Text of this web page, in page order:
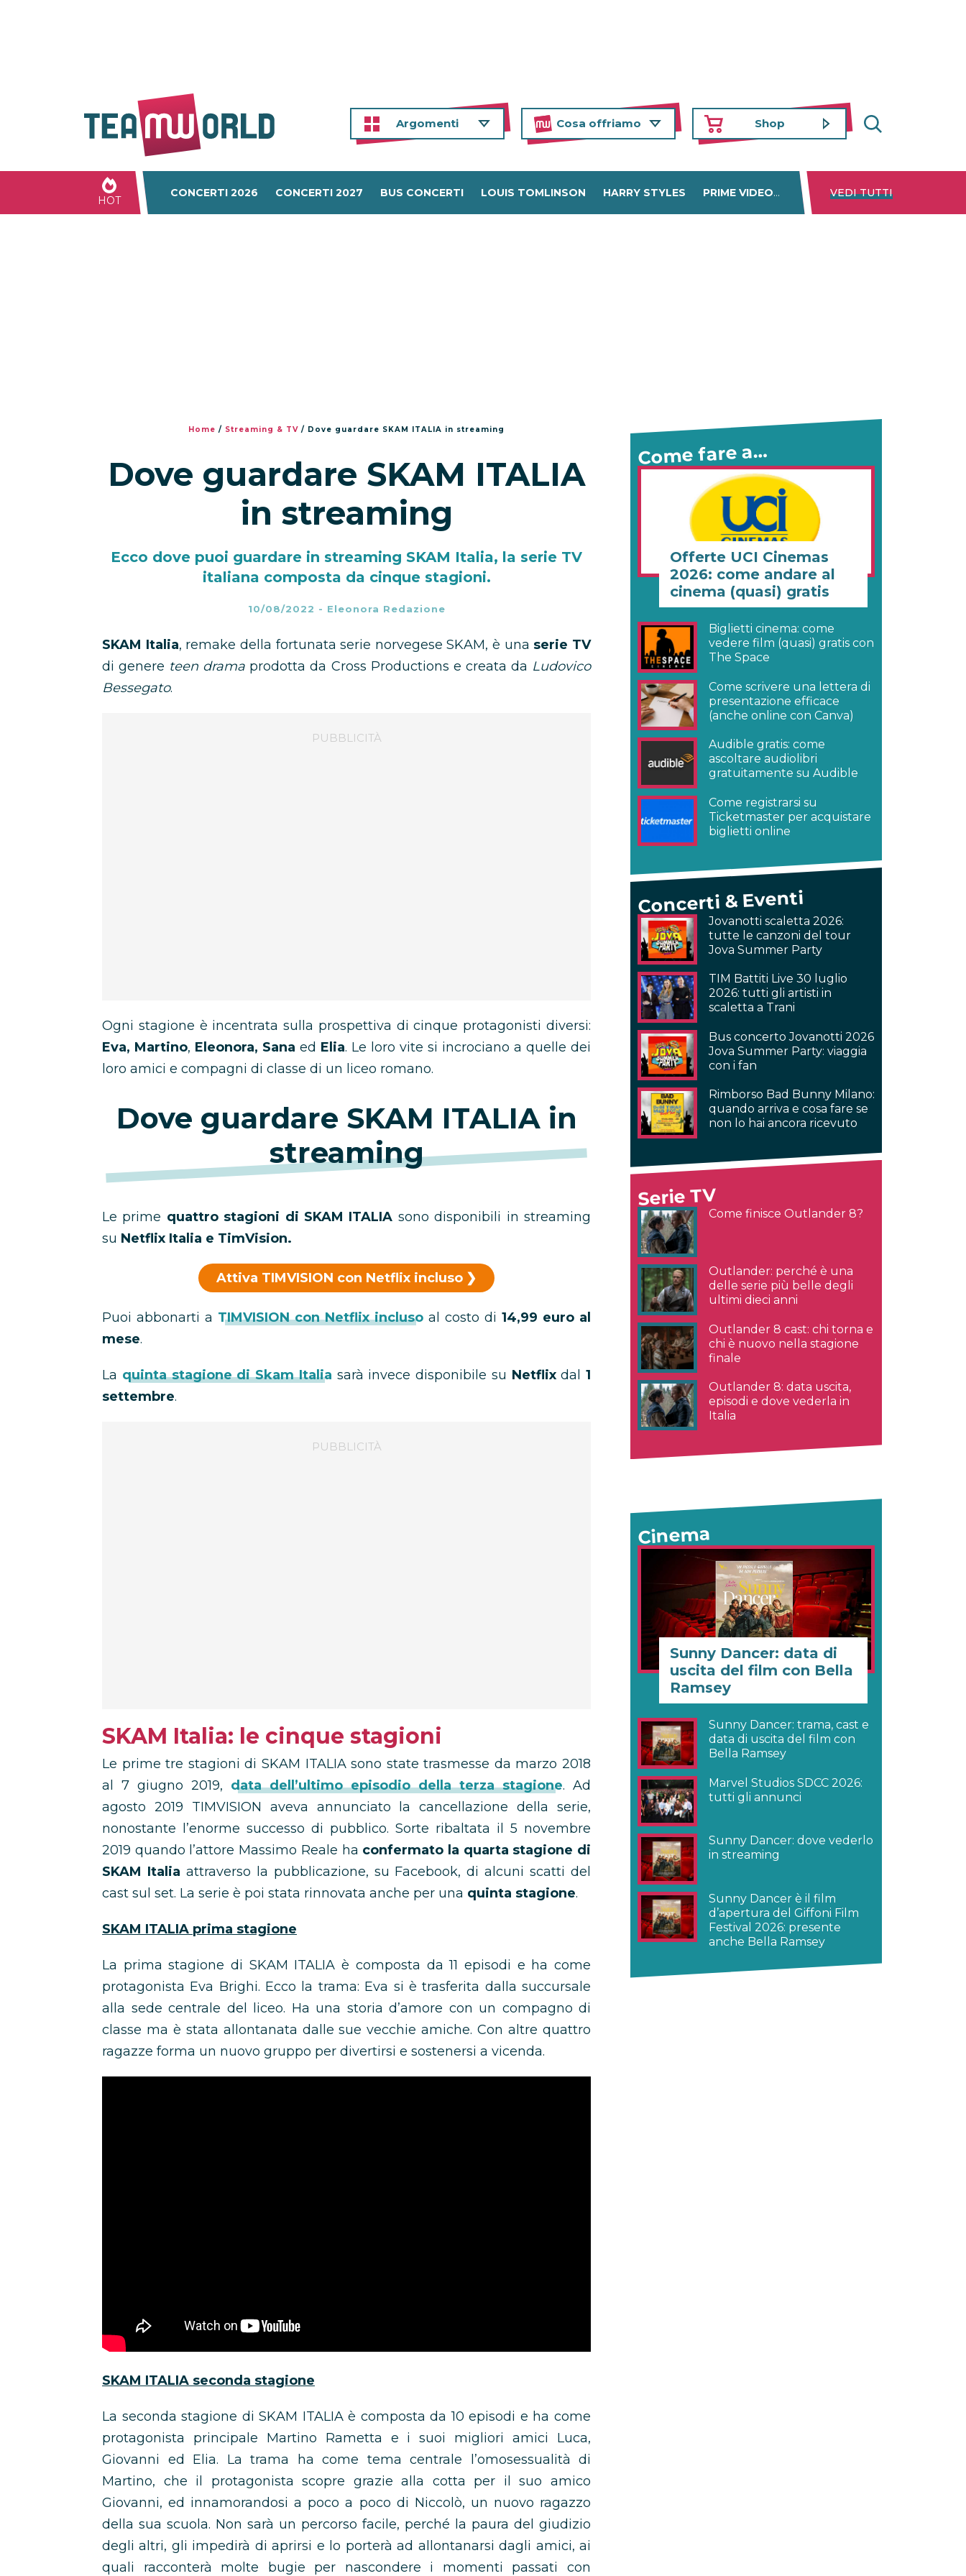
Argomenti Cosa offriamo Shop
HOT
CONCERTI 2026 CONCERTI 2027 BUS CONCERTI LOUIS TOMLINSON HARRY STYLES PRIME VIDEO DISNEY+ NETFLIX
VEDI TUTTI
Home / Streaming & TV / Dove guardare SKAM ITALIA in streaming
Dove guardare SKAM ITALIA
in streaming
Ecco dove puoi guardare in streaming SKAM Italia, la serie TV
italiana composta da cinque stagioni.
10/08/2022 - Eleonora Redazione
SKAM Italia, remake della fortunata serie norvegese SKAM, è una serie TV
di genere teen drama prodotta da Cross Productions e creata da Ludovico
Bessegato.
Ogni stagione è incentrata sulla prospettiva di cinque protagonisti diversi:
Eva, Martino, Eleonora, Sana ed Elia. Le loro vite si incrociano a quelle dei
loro amici e compagni di classe di un liceo romano.
Dove guardare SKAM ITALIA in
streaming
Le prime quattro stagioni di SKAM ITALIA sono disponibili in streaming
su Netflix Italia e TimVision.
Attiva TIMVISION con Netflix incluso
Puoi abbonarti a TIMVISION con Netflix incluso al costo di 14,99 euro al
mese.
La quinta stagione di Skam Italia sarà invece disponibile su Netflixdal 1
settembre.
SKAM Italia: le cinque stagioni
Le prime tre stagioni di SKAM ITALIA sono state trasmesse da marzo 2018
al 7 giugno 2019, data dell’ultimo episodio della terza stagione. Ad
agosto 2019 TIMVISION aveva annunciato la cancellazione della serie,
nonostante l’enorme successo di pubblico. Sorte ribaltata il 5 novembre
2019 quando l’attore Massimo Reale ha confermato la quarta stagione di
SKAM Italia attraverso la pubblicazione, su Facebook, di alcuni scatti del
cast sul set. La serie è poi stata rinnovata anche per una quinta stagione.
SKAM ITALIA prima stagione
La prima stagione di SKAM ITALIA è composta da 11 episodi e ha come
protagonista Eva Brighi. Ecco la trama: Eva si è trasferita dalla succursale
alla sede centrale del liceo. Ha una storia d’amore con un compagno di
classe ma è stata allontanata dalle sue vecchie amiche. Con altre quattro
ragazze forma un nuovo gruppo per divertirsi e sostenersi a vicenda.
SKAM ITALIA seconda stagione
La seconda stagione di SKAM ITALIA è composta da 10 episodi e ha come
protagonista principale Martino Rametta e i suoi migliori amici Luca,
Giovanni ed Elia. La trama ha come tema centrale l’omosessualità di
Martino, che il protagonista scopre grazie alla cotta per il suo amico
Giovanni, ed innamorandosi a poco a poco di Niccolò, un nuovo ragazzo
della sua scuola. Non sarà un percorso facile, perché la paura del giudizio
degli altri, gli impedirà di aprirsi e lo porterà ad allontanarsi dagli amici, ai
quali racconterà molte bugie per nascondere i momenti passati con
Come fare a…
Offerte UCI Cinemas
2026: come andare al
cinema (quasi) gratis
Biglietti cinema: come
vedere film (quasi) gratis con
The Space
Come scrivere una lettera di
presentazione efficace
(anche online con Canva)
Audible gratis: come
ascoltare audiolibri
gratuitamente su Audible
Come registrarsi su
Ticketmaster per acquistare
biglietti online
Concerti & Eventi
Jovanotti scaletta 2026:
tutte le canzoni del tour
Jova Summer Party
TIM Battiti Live 30 luglio
2026: tutti gli artisti in
scaletta a Trani
Bus concerto Jovanotti 2026
Jova Summer Party: viaggia
con i fan
Rimborso Bad Bunny Milano:
quando arriva e cosa fare se
non lo hai ancora ricevuto
Serie TV
Come finisce Outlander 8?
Outlander: perché è una
delle serie più belle degli
ultimi dieci anni
Outlander 8 cast: chi torna e
chi è nuovo nella stagione
finale
Outlander 8: data uscita,
episodi e dove vederla in
Italia
Cinema
Sunny Dancer: data di
uscita del film con Bella
Ramsey
Sunny Dancer: trama, cast e
data di uscita del film con
Bella Ramsey
Marvel Studios SDCC 2026:
tutti gli annunci
Sunny Dancer: dove vederlo
in streaming
Sunny Dancer è il film
d’apertura del Giffoni Film
Festival 2026: presente
anche Bella Ramsey